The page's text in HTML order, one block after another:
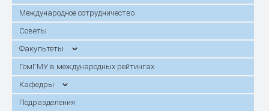
Международное сотрудничество
Советы
Факультеты
ГомГМУ в международных рейтингах
Кафедры
Подразделения